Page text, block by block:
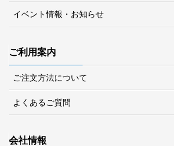
イベント情報・お知らせ
ご利用案内
ご注文方法について
よくあるご質問
会社情報